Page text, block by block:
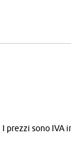
I prezzi sono IVA